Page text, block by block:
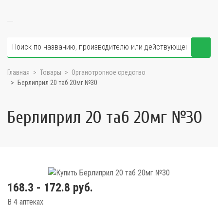
Главная Товары
Органотропное средство
Берлиприл 20 таб 20мг №30
Берлиприл 20 таб 20мг №30
168.3 - 172.8 руб.
В 4 аптеках